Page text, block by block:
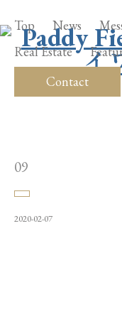
Top News
Real Estate
Contact
09
2020-02-07